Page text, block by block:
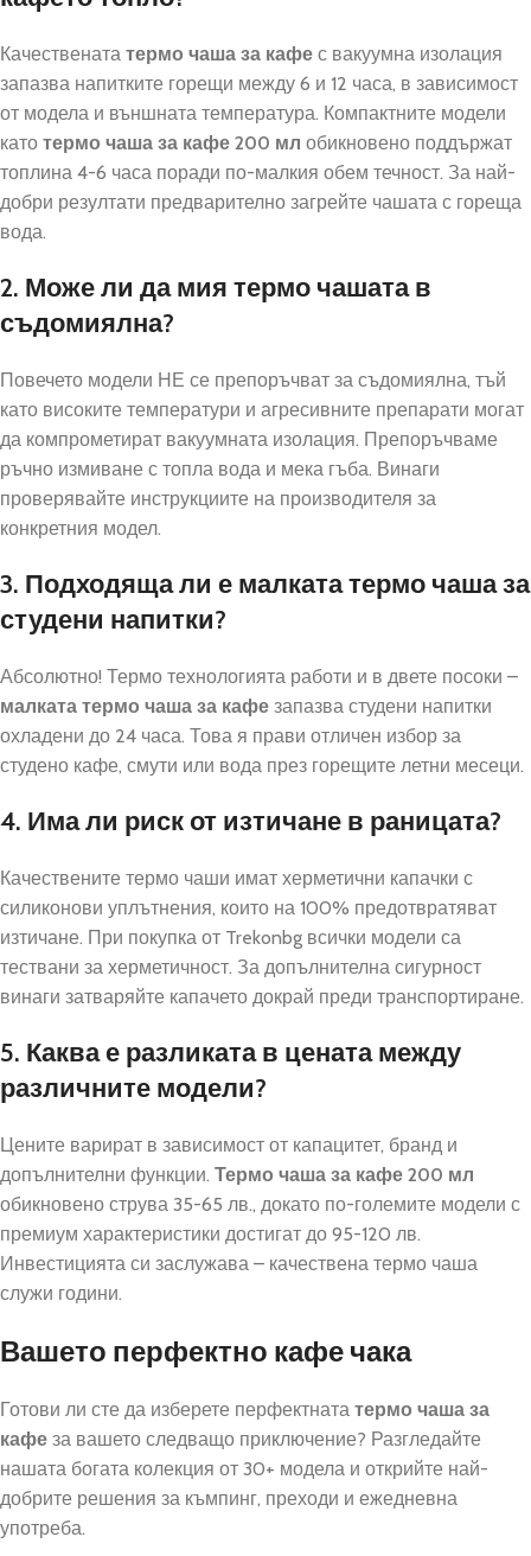
Качествената термо чаша за кафе с вакуумна изолация
запазва напитките горещи между 6 и 12 часа, в зависимост
от модела и външната температура. Компактните модели
като термо чаша за кафе 200 мл обикновено поддържат
топлина 4-6 часа поради по-малкия обем течност. За най-
добри резултати предварително загрейте чашата с гореща
вода.
2. Може ли да мия термо чашата в
съдомиялна?
Повечето модели НЕ се препоръчват за съдомиялна, тъй
като високите температури и агресивните препарати могат
да компрометират вакуумната изолация. Препоръчваме
ръчно измиване с топла вода и мека гъба. Винаги
проверявайте инструкциите на производителя за
конкретния модел.
3. Подходяща ли е малката термо чаша за
студени напитки?
Абсолютно! Термо технологията работи и в двете посоки –
малката термо чаша за кафе запазва студени напитки
охладени до 24 часа. Това я прави отличен избор за
студено кафе, смути или вода през горещите летни месеци.
4. Има ли риск от изтичане в раницата?
Качествените термо чаши имат херметични капачки с
силиконови уплътнения, които на 100% предотвратяват
изтичане. При покупка от Trekonbg всички модели са
тествани за херметичност. За допълнителна сигурност
винаги затваряйте капачето докрай преди транспортиране.
5. Каква е разликата в цената между
различните модели?
Цените варират в зависимост от капацитет, бранд и
допълнителни функции. Термо чаша за кафе 200 мл
обикновено струва 35-65 лв., докато по-големите модели с
премиум характеристики достигат до 95-120 лв.
Инвестицията си заслужава – качествена термо чаша
служи години.
Вашето перфектно кафе чака
Готови ли сте да изберете перфектната термо чаша за
кафе за вашето следващо приключение? Разгледайте
нашата богата колекция от 30+ модела и открийте най-
добрите решения за къмпинг, преходи и ежедневна
употреба.